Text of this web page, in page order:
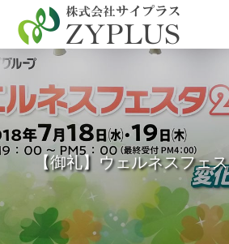
【御礼】ウェルネスフェ